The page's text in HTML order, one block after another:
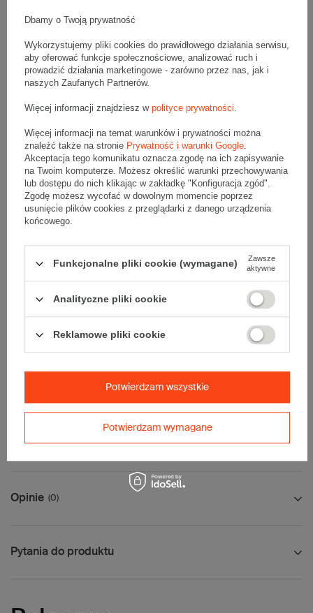
wysokość)
400 g/m2
Wymiary :
• zewnętrzne:400x300x350 mm
• pojemność:39 l
Materiał :
• tektura falista:
3-warstwowa
• fala:B
• gramatura:400 g/m2
• kolor: Szary
Dodatkowe:
Karton nadaje się do pakowania wysyłek kurierskich:
• Poczta Polska Paczka A
Maksymalna ilość w jednej przesyłce -3 x komplet
Jak mierzyć opakowanie
Opinie (0)
Pytania do produktu
Dbamy o Twoją prywatność
Wykorzystujemy pliki cookies do prawidłowego działania serwisu,
aby oferować funkcje społecznościowe, analizować ruch i
prowadzić działania marketingowe - zarówno przez nas, jak i
naszych Zaufanych Partnerów.
Więcej informacji znajdziesz w polityce prywatności.
Więcej informacji na temat warunków i prywatności można
znaleźć także na stronie Prywatność i warunki Google.
Akceptacja tego komunikatu oznacza zgodę na ich zapisywanie
na Twoim komputerze. Możesz określić warunki przechowywania
lub dostępu do nich klikając w zakładkę "Konfiguracja zgód".
Zgodę możesz wycofać w dowolnym momencie poprzez
usunięcie plików cookies z przeglądarki z danego urządzenia
końcowego.
Funkcjonalne pliki cookie (wymagane)
Zawsze
aktywne
Analityczne pliki cookie
Reklamowe pliki cookie
Potwierdzam wymagane
Potwierdzam wszystkie